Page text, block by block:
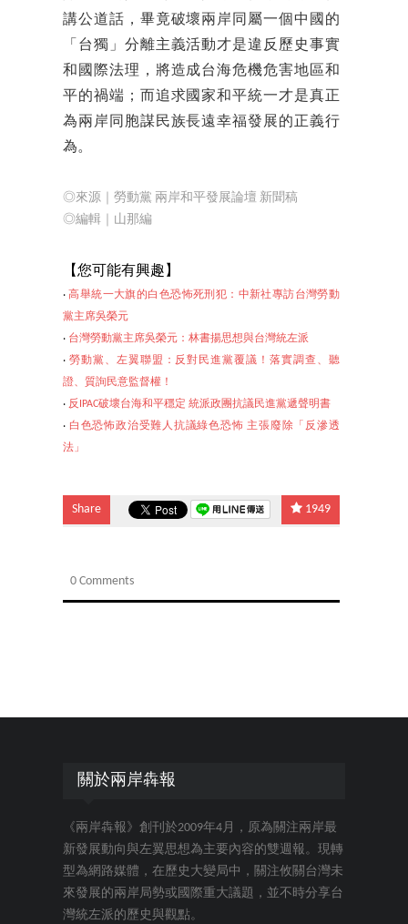
講公道話，畢竟破壞兩岸同屬一個中國的
「台獨」分離主義活動才是違反歷史事實
和國際法理，將造成台海危機危害地區和
平的禍端；而追求國家和平統一才是真正
為兩岸同胞謀民族長遠幸福發展的正義行
為。
◎來源｜勞動黨 兩岸和平發展論壇 新聞稿
◎編輯 ｜山那編
【您可能有興趣】
‧ 高舉統一大旗的白色恐怖死刑犯：中新社專訪台灣勞動
黨主席吳榮元
‧ 台灣勞動黨主席吳榮元：林書揚思想與台灣統左派
‧ 勞動黨、左翼聯盟：反對民進黨覆議！落實調查、聽
證、質詢民意監督權！
‧ 反IPAC破壞台海和平穩定 統派政團抗議民進黨遞聲明書
‧ 白色恐怖政治受難人抗議綠色恐怖 主張廢除「反滲透
法」
Share 1949
0 Comments
關於兩岸犇報
《兩岸犇報》創刊於2009年4月，原為關注兩岸最
新發展動向與左翼思想為主要內容的雙週報。現轉
型為網路媒體，在歷史大變局中，關注攸關台灣未
來發展的兩岸局勢或國際重大議題，並不時分享台
灣統左派的歷史與觀點。